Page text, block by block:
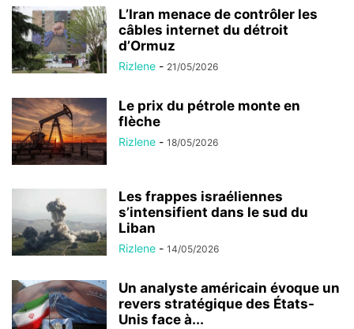
L’Iran menace de contrôler les
câbles internet du détroit
d’Ormuz
Rizlene - 21/05/2026
Le prix du pétrole monte en
flèche
Rizlene - 18/05/2026
Les frappes israéliennes
s’intensifient dans le sud du
Liban
Rizlene - 14/05/2026
Un analyste américain évoque un
revers stratégique des États-
Unis face à...